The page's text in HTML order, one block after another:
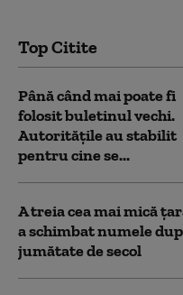
Top Citite
Până când mai poate fi
folosit buletinul vechi.
Autoritățile au stabilit
pentru cine se...
A treia cea mai mică
a schimbat numele
jumătate de secol